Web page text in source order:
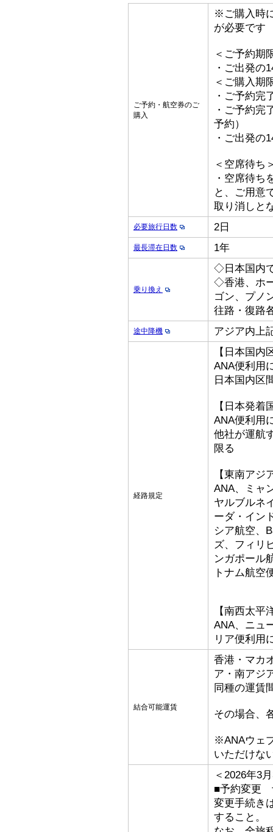
ご予約・航空券のご
購入
※ご購入時
が必要です
＜ご予約期
・ご出発の
＜ご購入期
・ご予約完
・ご予約完
予約）
・ご出発の
＜空席待ち
・空席待ち
と、ご用意
取り消しと
必要旅行日数 2日
最長滞在日数 1年
乗り換え
◇日本国内
◇香港、ホ
ゴン、プノ
往路・復路
途中降機 アジア内上
経路規定
【日本国内
ANA便利用
日本国内区
【日本発着
ANA便利用
他社が運航
限る
【東南アジ
ANA、ミャ
ヤルブルネ
ーダ・イン
シア航空、
ズ、フィリ
ンガポール
トナム航空
【南西太平
ANA、ニュ
リア便利用
結合可能運賃
香港・マカ
ア・南アジ
同種の運賃
その場合、
※ANAウェ
いただけな
＜2026年3
■予約変更
変更手続き
すること。